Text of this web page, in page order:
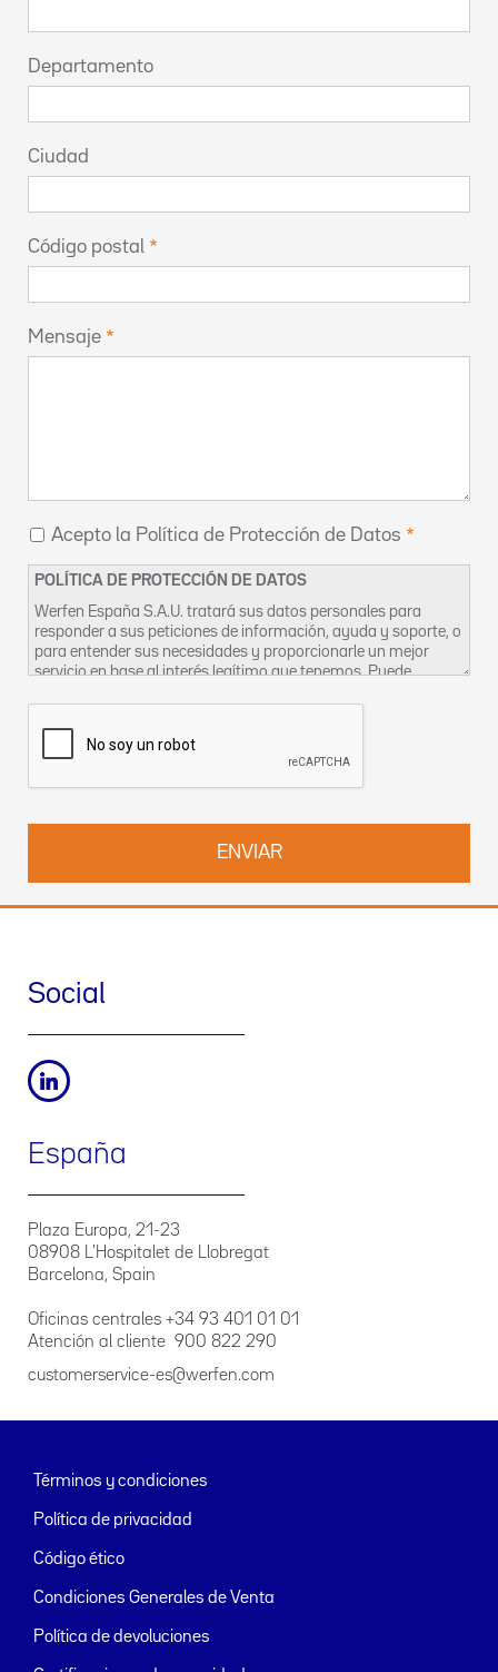
Departamento
Ciudad
Código postal
Mensaje
Acepto la Política de Protección de Datos
POLÍTICA DE PROTECCIÓN DE DATOS
Werfen España S.A.U. tratará sus datos personales para
responder a sus peticiones de información, ayuda y soporte, o
para entender sus necesidades y proporcionarle un mejor
servicio en base al interés legítimo que tenemos. Puede
Privacidad
es@werfen.com.
Social
España
Plaza Europa, 21-23
08908 L'Hospitalet de Llobregat
Barcelona, Spain
Oficinas centrales +34 93 401 01 01
Atención al cliente 900 822 290
customerservice-es@werfen.com
Términos y condiciones
Política de privacidad
Código ético
Condiciones Generales de Venta
Política de devoluciones